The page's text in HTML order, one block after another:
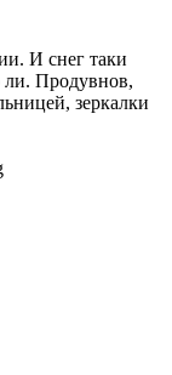
И снег таки
ли. Продувнов,
зеркалки